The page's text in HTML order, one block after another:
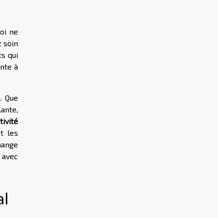
ne
soin
qui
à
Que
les